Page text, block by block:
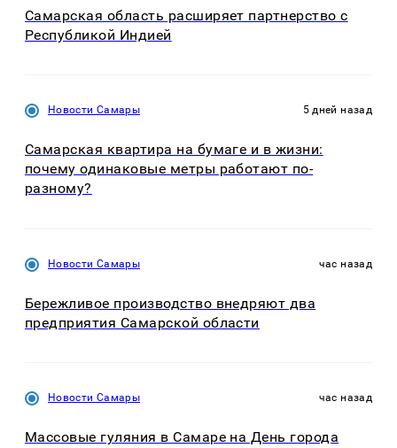
Самарская область расширяет партнерство с
Республикой Индией
Новости Самары 5 дней назад
Самарская квартира на бумаге и в жизни:
почему одинаковые метры работают по-
разному?
Новости Самары час назад
Бережливое производство внедряют два
предприятия Самарской области
Новости Самары час назад
Массовые гуляния в Самаре на День города